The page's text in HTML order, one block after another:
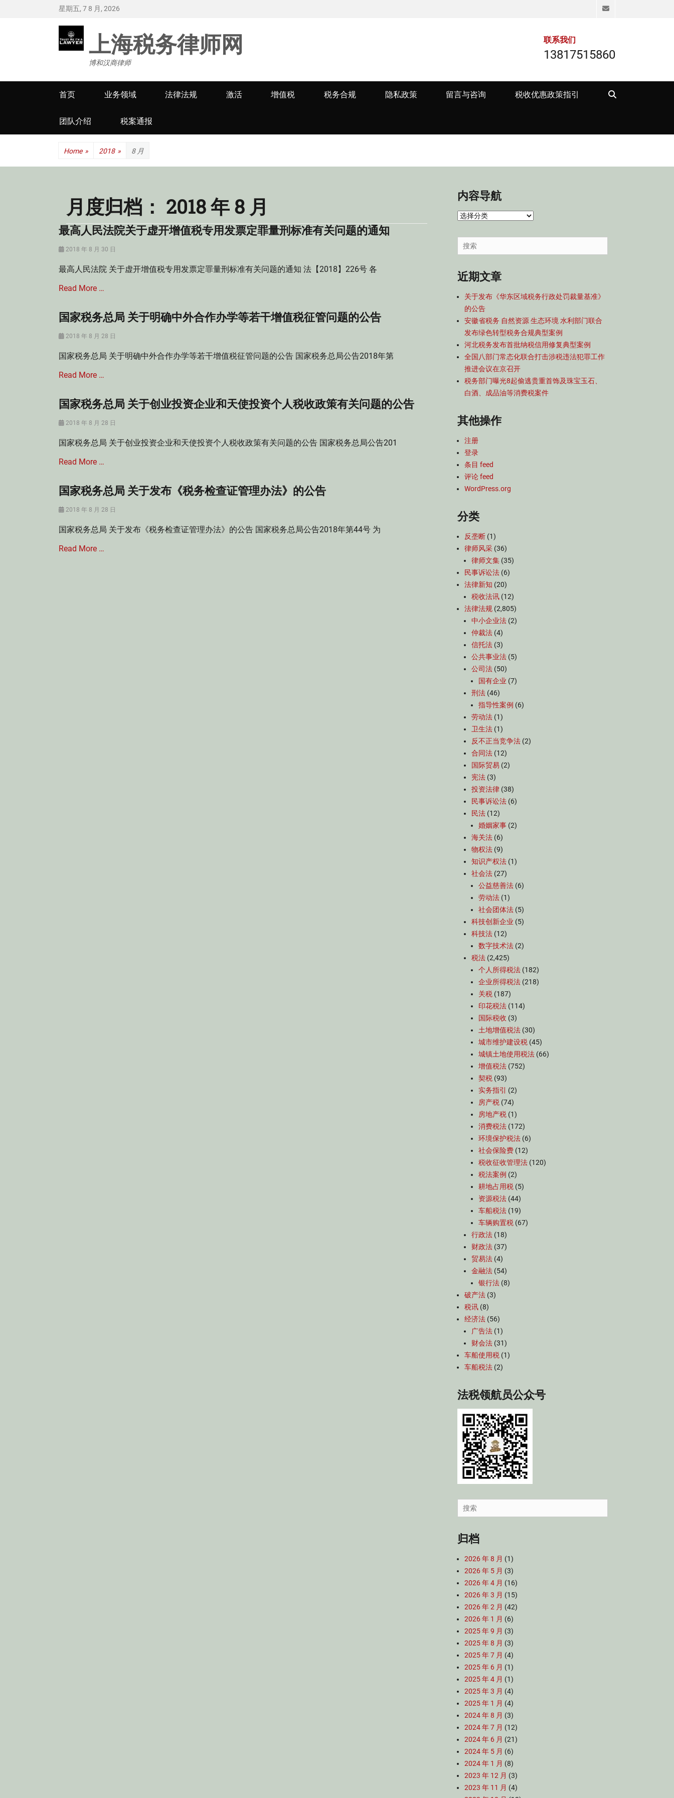
星期五, 7 8 月, 2026 Email
上海税务律师网
博和汉商律师
联系我们
13817515860
Primary
menu
首页 业务领域 法律法规 激活 增值税 税务合规 隐私政策 留言与咨询 税收优惠政策指引
团队介绍 税案通报
Home » 2018 » 8 月
月度归档： 2018 年 8 月
最高人民法院关于虚开增值税专用发票定罪量刑标准有关问题的通知
Posted
2018 年 8 月 30 日
最高人民法院 关于虚开增值税专用发票定罪量刑标准有关问题的通知 法【2018】226号 各
Read More …
Categories
法
刑
,
罪
量
刑
准
涉
犯
罪
开
值
国家税务总局 关于明确中外合作办学等若干增值税征管问题的公告
Posted
2018 年 8 月 28 日
国家税务总局 关于明确中外合作办学等若干增值税征管问题的公告 国家税务总局公告2018年第
Read More …
Categories
法
中
合
办
学
,
值
,
国家税务总局 关于创业投资企业和天使投资个人税收政策有关问题的公告
Posted
2018 年 8 月 28 日
国家税务总局 关于创业投资企业和天使投资个人税收政策有关问题的公告 国家税务总局公告201
Read More …
Categories
法
个
税
国家税务总局 关于发布《税务检查证管理办法》的公告
Posted
2018 年 8 月 28 日
国家税务总局 关于发布《税务检查证管理办法》的公告 国家税务总局公告2018年第44号 为
Read More …
内容导航
内
导
航
Search
for:
近期文章
关于发布《华东区域税务行政处罚裁量基准》
的公告
安徽省税务 自然资源 生态环境 水利部门联合
发布绿色转型税务合规典型案例
河北税务发布首批纳税信用修复典型案例
全国八部门常态化联合打击涉税违法犯罪工作
推进会议在京召开
税务部门曝光8起偷逃贵重首饰及珠宝玉石、
白酒、成品油等消费税案件
其他操作
注册
登录
条目 feed
评论 feed
WordPress.org
分类
反垄断 (1)
律师风采 (36)
律师文集 (35)
民事诉讼法 (6)
法律新知 (20)
税收法讯 (12)
法律法规 (2,805)
中小企业法 (2)
仲裁法 (4)
信托法 (3)
公共事业法 (5)
公司法 (50)
国有企业 (7)
刑法 (46)
指导性案例 (6)
劳动法 (1)
卫生法 (1)
反不正当竞争法 (2)
合同法 (12)
国际贸易 (2)
宪法 (3)
投资法律 (38)
民事诉讼法 (6)
民法 (12)
婚姻家事 (2)
海关法 (6)
物权法 (9)
知识产权法 (1)
社会法 (27)
公益慈善法 (6)
劳动法 (1)
社会团体法 (5)
科技创新企业 (5)
科技法 (12)
数字技术法 (2)
税法 (2,425)
个人所得税法 (182)
企业所得税法 (218)
关税 (187)
印花税法 (114)
国际税收 (3)
土地增值税法 (30)
城市维护建设税 (45)
城镇土地使用税法 (66)
增值税法 (752)
契税 (93)
实务指引
(2)
房产税 (74)
房地产税 (1)
消费税法 (172)
环境保护税法 (6)
社会保险费 (12)
税收征收管理法 (120)
税法案例 (2)
耕地占用税 (5)
资源税法 (44)
车船税法 (19)
车辆购置税 (67)
行政法 (18)
财政法 (37)
贸易法 (4)
金融法 (54)
银行法 (8)
破产法 (3)
税讯 (8)
经济法 (56)
广告法 (1)
财会法 (31)
车船使用税 (1)
车船税法 (2)
法税领航员公众号
Search
for:
归档
2026 年 8 月 (1)
2026 年 5 月 (3)
2026 年 4 月 (16)
2026 年 3 月 (15)
2026 年 2 月 (42)
2026 年 1 月 (6)
2025 年 9 月 (3)
2025 年 8 月 (3)
2025 年 7 月 (4)
2025 年 6 月 (1)
2025 年 4 月 (1)
2025 年 3 月 (4)
2025 年 1 月 (4)
2024 年 8 月 (3)
2024 年 7 月 (12)
2024 年 6 月 (21)
2024 年 5 月 (6)
2024 年 1 月 (8)
2023 年 12 月 (3)
2023 年 11 月 (4)